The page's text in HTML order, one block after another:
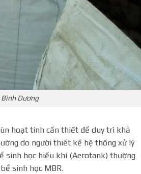
Dương
hoạt tính cần thiết để duy trì khả
do người thiết kế hệ thống xử lý
sinh học hiếu khí (Aerotank) thường
sinh học MBR.